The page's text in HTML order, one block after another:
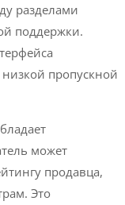
разделами
поддержки.
пропускной
может
продавца,
Это